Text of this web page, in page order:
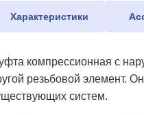
Характеристики
компрессионная с
резьбовой элемент.
систем.